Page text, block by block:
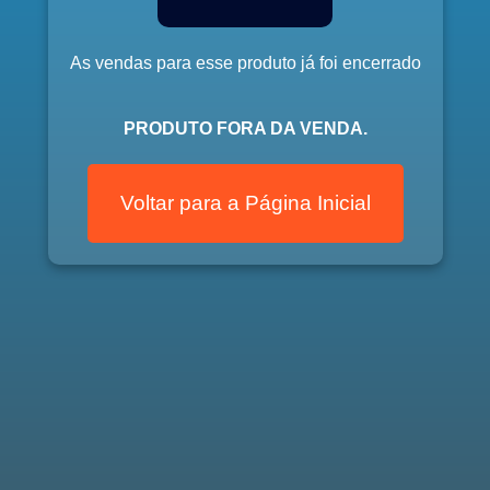
As vendas para esse produto já foi encerrado
PRODUTO FORA DA VENDA.
Voltar para a Página Inicial